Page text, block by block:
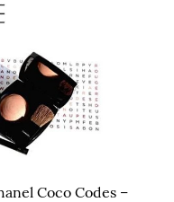
Coco Codes –